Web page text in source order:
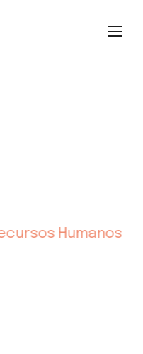
Humanos